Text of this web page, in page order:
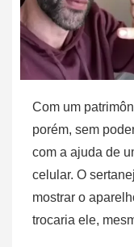
Com um
porém, sem
com a ajuda de
celular. O
mostrar o
trocaria ele,